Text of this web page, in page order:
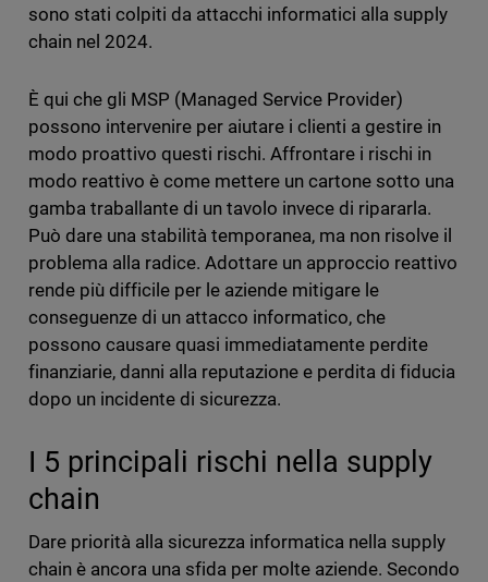
sono stati colpiti da attacchi informatici alla supply
chain nel 2024.
È qui che gli MSP (Managed Service Provider)
possono intervenire per aiutare i clienti a gestire in
modo proattivo questi rischi. Affrontare i rischi in
modo reattivo è come mettere un cartone sotto una
gamba traballante di un tavolo invece di ripararla.
Può dare una stabilità temporanea, ma non risolve il
problema alla radice. Adottare un approccio reattivo
rende più difficile per le aziende mitigare le
conseguenze di un attacco informatico, che
possono causare quasi immediatamente perdite
finanziarie, danni alla reputazione e perdita di fiducia
dopo un incidente di sicurezza.
I 5 principali rischi nella supply
chain
Dare priorità alla sicurezza informatica nella supply
chain è ancora una sfida per molte aziende. Secondo